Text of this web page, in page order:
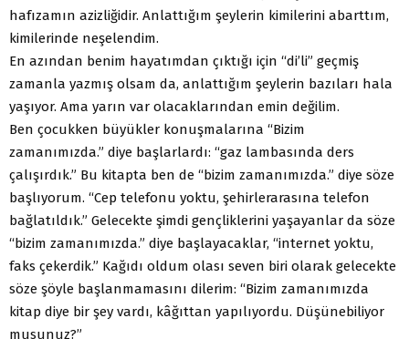
hafızamın azizliğidir. Anlattığım şeylerin kimilerini abarttım,
kimilerinde neşelendim.
En azından benim hayatımdan çıktığı için “di’li” geçmiş
zamanla yazmış olsam da, anlattığım şeylerin bazıları hala
yaşıyor. Ama yarın var olacaklarından emin değilim.
Ben çocukken büyükler konuşmalarına “Bizim
zamanımızda.” diye başlarlardı: “gaz lambasında ders
çalışırdık.” Bu kitapta ben de “bizim zamanımızda.” diye söze
başlıyorum. “Cep telefonu yoktu, şehirlerarasına telefon
bağlatıldık.” Gelecekte şimdi gençliklerini yaşayanlar da söze
“bizim zamanımızda.” diye başlayacaklar, “internet yoktu,
faks çekerdik.” Kağıdı oldum olası seven biri olarak gelecekte
söze şöyle başlanmamasını dilerim: “Bizim zamanımızda
kitap diye bir şey vardı, kâğıttan yapılıyordu. Düşünebiliyor
musunuz?”